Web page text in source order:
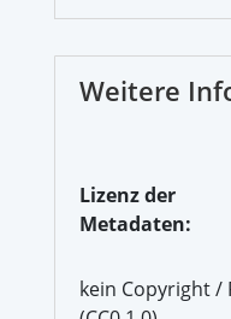
Weitere
Lizenz der
Metadaten:
kein Copyright /